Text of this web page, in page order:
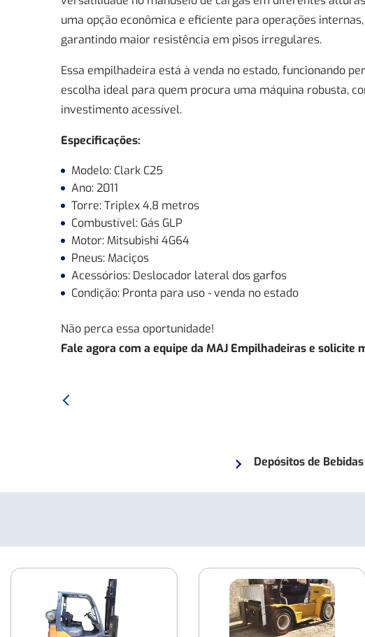
uma opção econômica e eficiente para operações
garantindo maior resistência em pisos irregulares.
Essa empilhadeira está à venda no estado, funcionando
escolha ideal para quem procura uma máquina robusta,
investimento acessível.
Especificações:
Modelo: Clark C25
Ano: 2011
Torre: Triplex 4,8 metros
Combustível: Gás GLP
Motor: Mitsubishi 4G64
Pneus: Maciços
Acessórios: Deslocador lateral dos garfos
Condição: Pronta para uso - venda no estado
Não perca essa oportunidade!
Fale agora com a equipe da MAJ Empilhadeiras e solicite
Anterior:
Depósitos de Bebidas